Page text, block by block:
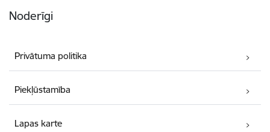
Noderīgi
Privātuma politika
Piekļūstamība
Lapas karte